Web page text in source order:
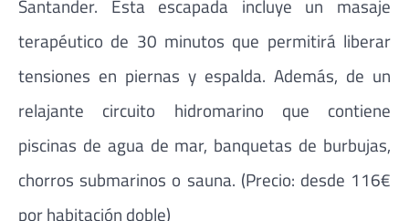
Santander. Esta escapada incluye un masaje
terapéutico de 30 minutos que permitirá liberar
tensiones en piernas y espalda. Además, de un
relajante circuito hidromarino que contiene
piscinas de agua de mar, banquetas de burbujas,
chorros submarinos o sauna. (Precio: desde 116€
por habitación doble)